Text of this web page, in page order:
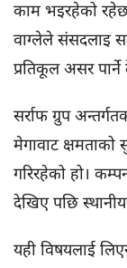
काम भइरहेको रहेछ’,
वाग्लेले संसदलाइ
प्रतिकूल असर पार्ने
सर्राफ ग्रुप
मेगावाट क्षमताको
गरिरहेको हो।
देखिए पछि
यही विषयलाई